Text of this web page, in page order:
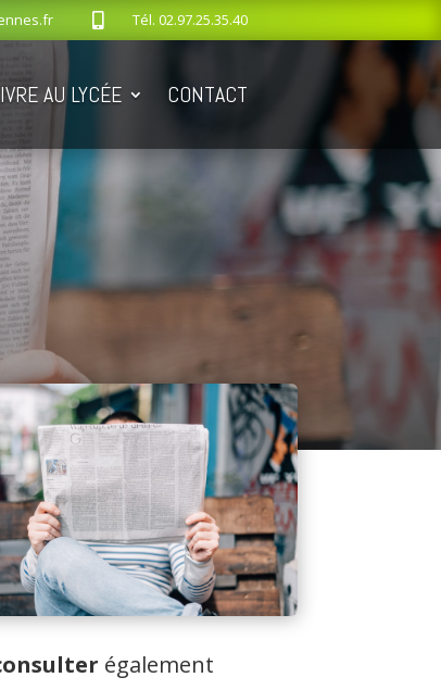
Tél. 02.97.25.35.40
AU LYCÉE CONTACT
également